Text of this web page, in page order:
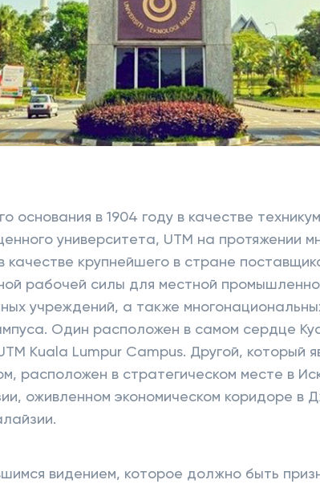
основания в 1904 году в качестве
университета, UTM на протяжении
качестве крупнейшего в стране
рабочей силы для местной
учреждений, а также
Один расположен в самом сердце
Kuala Lumpur Campus. Другой, который
расположен в стратегическом месте в
оживленном экономическом коридоре в
видением, которое должно быть